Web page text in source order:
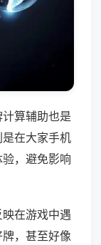
算辅助也是
在大家手机
，避免影响
在游戏中遇
，甚至好像